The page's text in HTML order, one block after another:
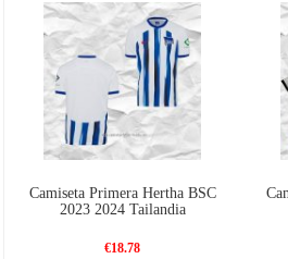
Camiseta Primera Hertha BSC
2023 2024 Tailandia
€18.78